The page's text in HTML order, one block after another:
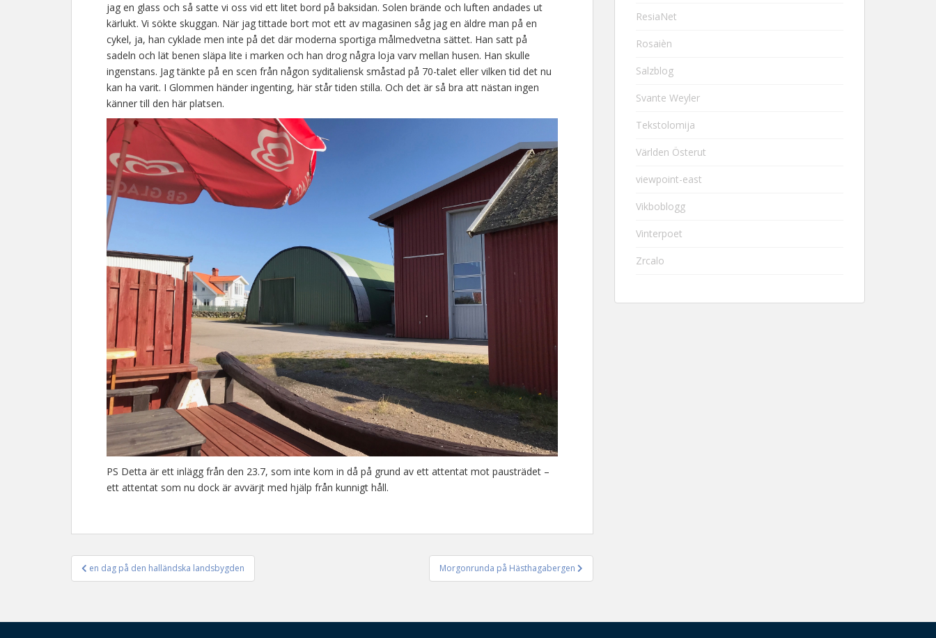
jag en glass och så satte vi oss vid ett litet bord på baksidan. Solen brände och luften andades ut
kärlukt. Vi sökte skuggan. När jag tittade bort mot ett av magasinen såg jag en äldre man på en
cykel, ja, han cyklade men inte på det där moderna sportiga målmedvetna sättet. Han satt på
sadeln och lät benen släpa lite i marken och han drog några loja varv mellan husen. Han skulle
ingenstans. Jag tänkte på en scen från någon syditaliensk småstad på 70-talet eller vilken tid det nu
kan ha varit. I Glommen händer ingenting, här står tiden stilla. Och det är så bra att nästan ingen
känner till den här platsen.
PS Detta är ett inlägg från den 23.7, som inte kom in då på grund av ett attentat mot pausträdet –
ett attentat som nu dock är avvärjt med hjälp från kunnigt håll.
Inläggsnavigering
en dag på den halländska landsbygden Morgonrunda på Hästhagabergen
ResiaNet
Rosaièn
Salzblog
Svante Weyler
Tekstolomija
Världen Österut
viewpoint-east
Vikboblogg
Vinterpoet
Zrcalo